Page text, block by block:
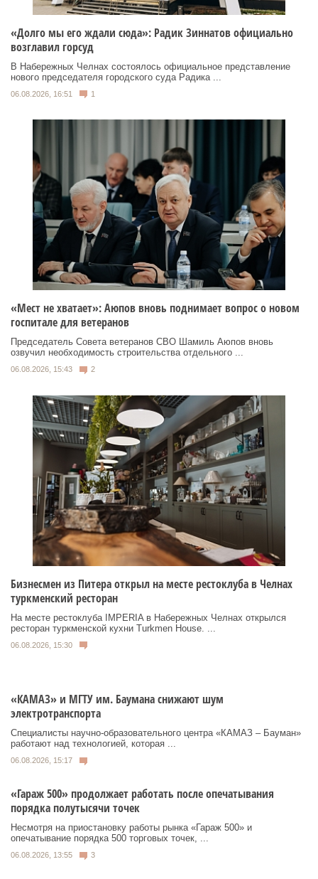
«Долго мы его ждали сюда»: Радик Зиннатов официально
возглавил горсуд
В Набережных Челнах состоялось официальное представление
нового председателя городского суда Радика ...
06.08.2026, 16:51 1
«Мест не хватает»: Аюпов вновь поднимает вопрос о новом
госпитале для ветеранов
Председатель Совета ветеранов СВО Шамиль Аюпов вновь
озвучил необходимость строительства отдельного ...
06.08.2026, 15:43 2
Бизнесмен из Питера открыл на месте рестоклуба в Челнах
туркменский ресторан
На месте рестоклуба IMPERIA в Набережных Челнах открылся
ресторан туркменской кухни Turkmen House. ...
06.08.2026, 15:30
«КАМАЗ» и МГТУ им. Баумана снижают шум
электротранспорта
Специалисты научно-образовательного центра «КАМАЗ – Бауман»
работают над технологией, которая ...
06.08.2026, 15:17
«Гараж 500» продолжает работать после опечатывания
порядка полутысячи точек
Несмотря на приостановку работы рынка «Гараж 500» и
опечатывание порядка 500 торговых точек, ...
06.08.2026, 13:55 3